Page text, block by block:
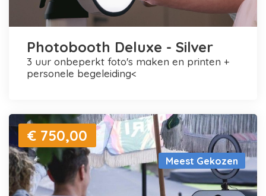
Photobooth Deluxe - Silver
3 uur onbeperkt foto's maken en printen +
personele begeleiding<
Meest Gekozen
€ 750,00